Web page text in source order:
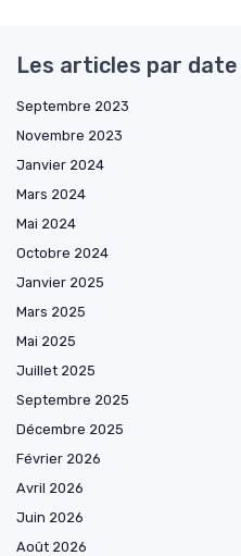
Les articles par date
Septembre 2023
Novembre 2023
Janvier 2024
Mars 2024
Mai 2024
Octobre 2024
Janvier 2025
Mars 2025
Mai 2025
Juillet 2025
Septembre 2025
Décembre 2025
Février 2026
Avril 2026
Juin 2026
Août 2026